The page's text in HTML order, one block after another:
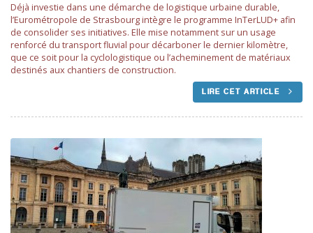
Déjà investie dans une démarche de logistique urbaine durable,
l’Eurométropole de Strasbourg intègre le programme InTerLUD+ afin
de consolider ses initiatives. Elle mise notamment sur un usage
renforcé du transport fluvial pour décarboner le dernier kilomètre,
que ce soit pour la cyclologistique ou l’acheminement de matériaux
destinés aux chantiers de construction.
LIRE CET ARTICLE